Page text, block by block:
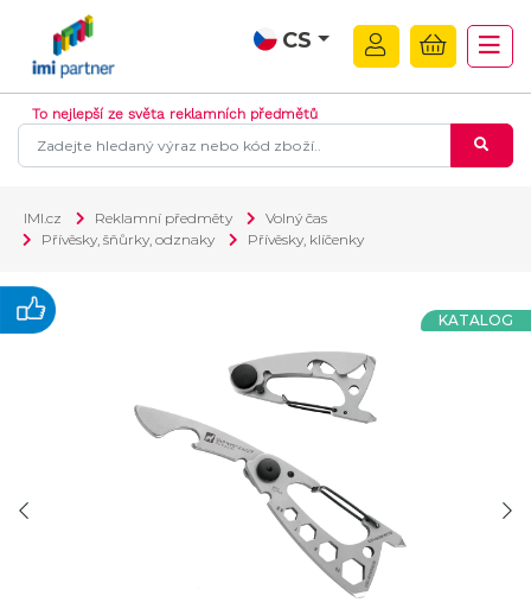
CS
To nejlepší ze světa reklamních předmětů
IMI.cz Reklamní předměty
Volný čas
Přívěsky, šňůrky, odznaky
Přívěsky, klíčenky
KATALOG